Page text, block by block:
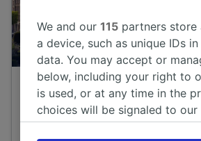
Pociągi z Paryża do Brukseli
Najszybsza podróż: 1h 22m
Dystans: 264 km
We and our 115partners store
a device, such as unique IDs
data. You may accept or
below, including your right to
is used, or at any time in the
choices will be signaled to
browsing data. Your data will